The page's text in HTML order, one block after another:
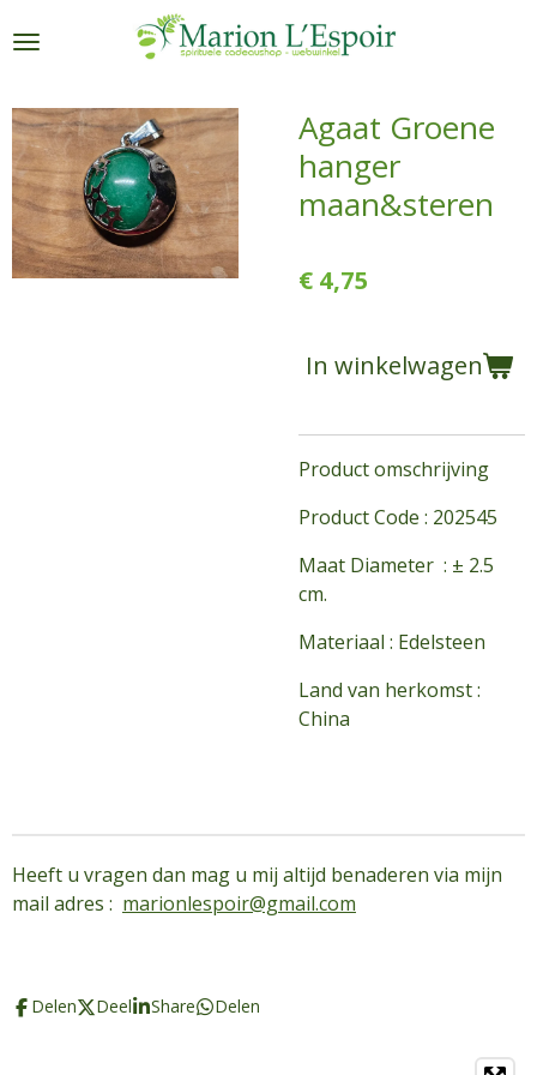
direct
de
hoofdinhoud
Agaat Groene
hanger
maan&steren
€ 4,75
In winkelwagen
Product omschrijving
Product Code : 202545
Maat Diameter : ± 2.5
cm.
Materiaal : Edelsteen
Land van herkomst :
China
Heeft u vragen dan mag u mij altijd benaderen via mijn
mail adres : marionlespoir@gmail.com
Delen Deel Share Delen